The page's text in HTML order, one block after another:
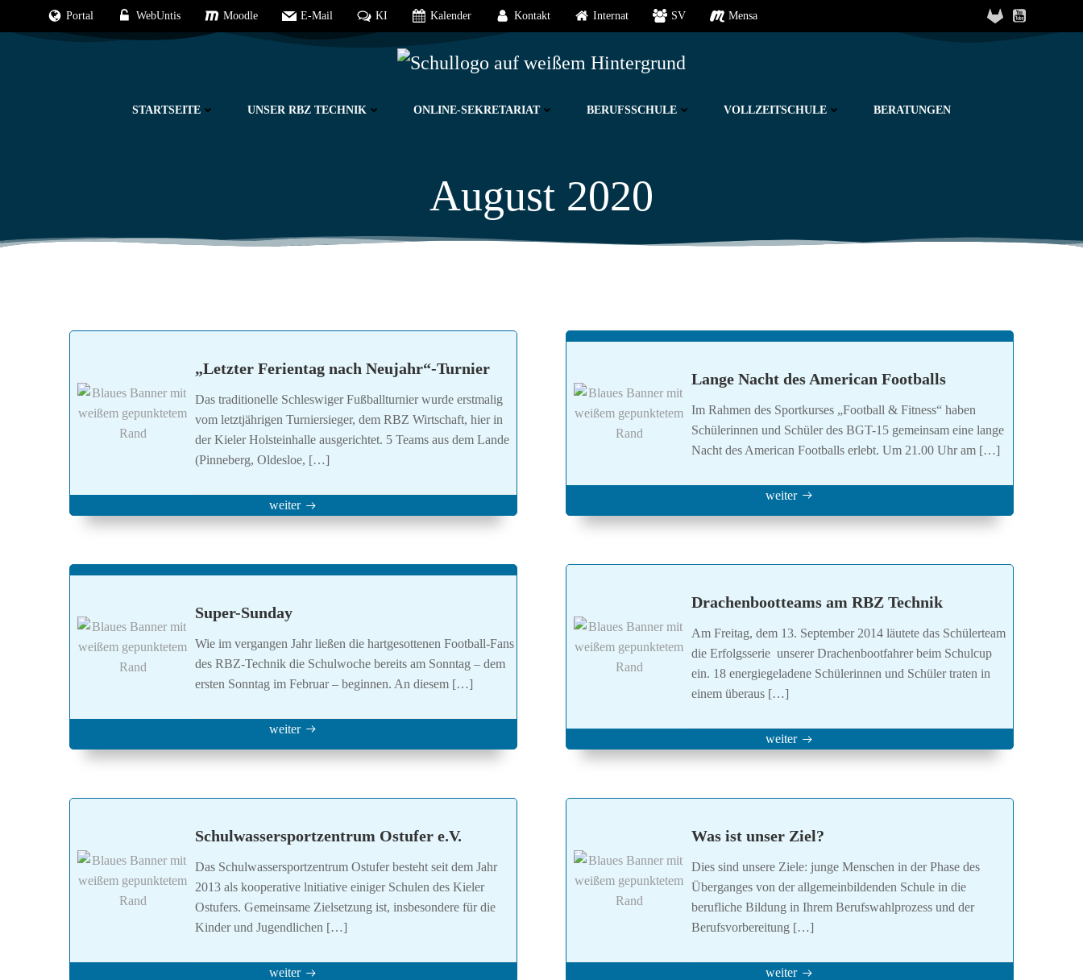
Portal WebUntis Moodle E-Mail KI Kalender Kontakt Internat SV Mensa
STARTSEITE UNSER RBZ TECHNIK ONLINE-SEKRETARIAT BERUFSSCHULE VOLLZEITSCHULE BERATUNGEN
August 2020
„Letzter Ferientag nach Neujahr“-Turnier
Das traditionelle Schleswiger Fußballturnier wurde erstmalig
vom letztjährigen Turniersieger, dem RBZ Wirtschaft, hier in
der Kieler Holsteinhalle ausgerichtet. 5 Teams aus dem Lande
(Pinneberg, Oldesloe, […]
weiter
Lange Nacht des American Footballs
Im Rahmen des Sportkurses „Football & Fitness“ haben
Schülerinnen und Schüler des BGT-15 gemeinsam eine lange
Nacht des American Footballs erlebt. Um 21.00 Uhr am […]
weiter
Super-Sunday
Wie im vergangen Jahr ließen die hartgesottenen Football-Fans
des RBZ-Technik die Schulwoche bereits am Sonntag – dem
ersten Sonntag im Februar – beginnen. An diesem […]
weiter
Drachenbootteams am RBZ Technik
Am Freitag, dem 13. September 2014 läutete das Schülerteam
die Erfolgsserie unserer Drachenbootfahrer beim Schulcup
ein. 18 energiegeladene Schülerinnen und Schüler traten in
einem überaus […]
weiter
Schulwassersportzentrum Ostufer e.V.
Das Schulwassersportzentrum Ostufer besteht seit dem Jahr
2013 als kooperative lnitiative einiger Schulen des Kieler
Ostufers. Gemeinsame Zielsetzung ist, insbesondere für die
Kinder und Jugendlichen […]
weiter
Was ist unser Ziel?
Dies sind unsere Ziele: junge Menschen in der Phase des
Überganges von der allgemeinbildenden Schule in die
berufliche Bildung in Ihrem Berufswahlprozess und der
Berufsvorbereitung […]
weiter